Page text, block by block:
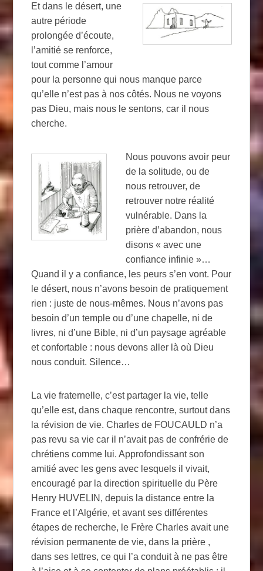
Et dans le désert, une
autre période
prolongée d’écoute,
l’amitié se renforce,
tout comme l’amour
pour la personne qui nous manque parce
qu’elle n’est pas à nos côtés. Nous ne voyons
pas Dieu, mais nous le sentons, car il nous
cherche.
Nous pouvons avoir peur
de la solitude, ou de
nous retrouver, de
retrouver notre réalité
vulnérable. Dans la
prière d’abandon, nous
disons « avec une
confiance infinie »…
Quand il y a confiance, les peurs s’en vont. Pour
le désert, nous n’avons besoin de pratiquement
rien : juste de nous-mêmes. Nous n’avons pas
besoin d’un temple ou d’une chapelle, ni de
livres, ni d’une Bible, ni d’un paysage agréable
et confortable : nous devons aller là où Dieu
nous conduit. Silence…
La vie fraternelle, c’est partager la vie, telle
qu’elle est, dans chaque rencontre, surtout dans
la révision de vie. Charles de FOUCAULD n’a
pas revu sa vie car il n’avait pas de confrérie de
chrétiens comme lui. Approfondissant son
amitié avec les gens avec lesquels il vivait,
encouragé par la direction spirituelle du Père
Henry HUVELIN, depuis la distance entre la
France et l’Algérie, et avant ses différentes
étapes de recherche, le Frère Charles avait une
révision permanente de vie, dans la prière ,
dans ses lettres, ce qui l’a conduit à ne pas être